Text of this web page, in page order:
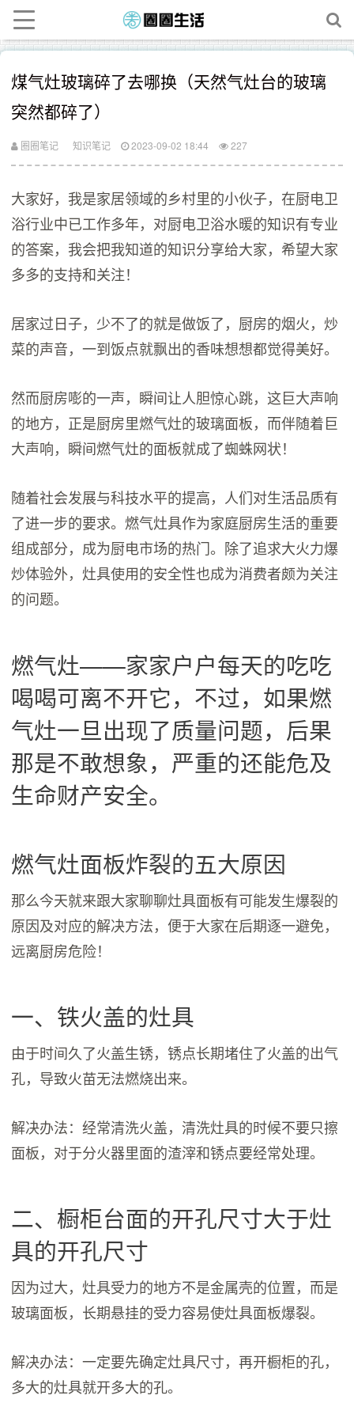
煤气灶玻璃碎了去哪换（天然气灶台的玻璃
突然都碎了）
圈圈笔记 知识笔记 2023-09-02 18:44 227
大家好，我是家居领域的乡村里的小伙子，在厨电卫
浴行业中已工作多年，对厨电卫浴水暖的知识有专业
的答案，我会把我知道的知识分享给大家，希望大家
多多的支持和关注！
居家过日子，少不了的就是做饭了，厨房的烟火，炒
菜的声音，一到饭点就飘出的香味想想都觉得美好。
然而厨房嘭的一声，瞬间让人胆惊心跳，这巨大声响
的地方，正是厨房里燃气灶的玻璃面板，而伴随着巨
大声响，瞬间燃气灶的面板就成了蜘蛛网状！
随着社会发展与科技水平的提高，人们对生活品质有
了进一步的要求。燃气灶具作为家庭厨房生活的重要
组成部分，成为厨电市场的热门。除了追求大火力爆
炒体验外，灶具使用的安全性也成为消费者颇为关注
的问题。
燃气灶——家家户户每天的吃吃
喝喝可离不开它，不过，如果燃
气灶一旦出现了质量问题，后果
那是不敢想象，严重的还能危及
生命财产安全。
燃气灶面板炸裂的五大原因
那么今天就来跟大家聊聊灶具面板有可能发生爆裂的
原因及对应的解决方法，便于大家在后期逐一避免，
远离厨房危险！
一、铁火盖的灶具
由于时间久了火盖生锈，锈点长期堵住了火盖的出气
孔，导致火苗无法燃烧出来。
解决办法：经常清洗火盖，清洗灶具的时候不要只擦
面板，对于分火器里面的渣滓和锈点要经常处理。
二、橱柜台面的开孔尺寸大于灶
具的开孔尺寸
因为过大，灶具受力的地方不是金属壳的位置，而是
玻璃面板，长期悬挂的受力容易使灶具面板爆裂。
解决办法：一定要先确定灶具尺寸，再开橱柜的孔，
多大的灶具就开多大的孔。